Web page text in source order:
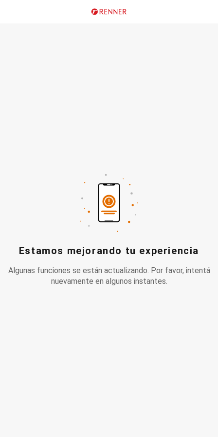
Estamos mejorando tu experiencia
Algunas funciones se están actualizando. Por favor, intentá
nuevamente en algunos instantes.